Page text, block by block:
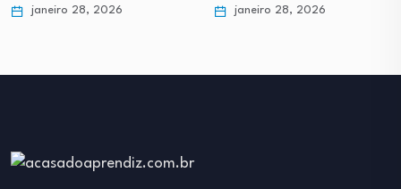
janeiro 28, 2026 janeiro 28, 2026